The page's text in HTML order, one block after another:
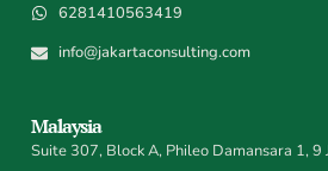
6281410563419
info@jakartaconsulting.com
Malaysia
Suite 307, Block A, Phileo Damansara 1, 9